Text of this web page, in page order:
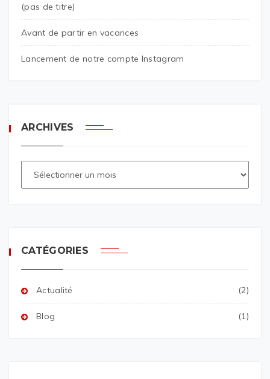
(pas de titre)
Avant de partir en vacances
Lancement de notre compte Instagram
ARCHIVES
CATÉGORIES
Actualité (2)
Blog (1)